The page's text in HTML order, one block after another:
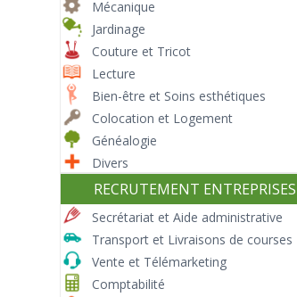
Mécanique
Jardinage
Couture et Tricot
Lecture
Bien-être et Soins esthétiques
Colocation et Logement
Généalogie
Divers
RECRUTEMENT ENTREPRISES
Secrétariat et Aide administrative
Transport et Livraisons de courses
Vente et Télémarketing
Comptabilité